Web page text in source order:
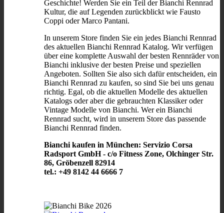
Geschichte! Werden Sie ein Teil der Bianchi Rennrad
Kultur, die auf Legenden zurückblickt wie Fausto
Coppi oder Marco Pantani.
In unserem Store finden Sie ein jedes Bianchi Rennrad
des aktuellen Bianchi Rennrad Katalog. Wir verfügen
über eine komplette Auswahl der besten Rennräder von
Bianchi inklusive der besten Preise und speziellen
Angeboten. Sollten Sie also sich dafür entscheiden, ein
Bianchi Rennrad zu kaufen, so sind Sie bei uns genau
richtig. Egal, ob die aktuellen Modelle des aktuellen
Katalogs oder aber die gebrauchten Klassiker oder
Vintage Modelle von Bianchi. Wer ein Bianchi
Rennrad sucht, wird in unserem Store das passende
Bianchi Rennrad finden.
Bianchi kaufen in München: Servizio Corsa
Radsport GmbH - c/o Fitness Zone, Olchinger Str.
86, Gröbenzell 82914
tel.: +49 8142 44 6666 7